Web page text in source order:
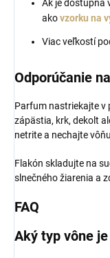
Ak je dostupná
akovzorku na
Viac veľkostí
Odporúčanie
Parfum nastriekajte v
zápästia, krk, dekolt
netrite a nechajte
Flakón skladujte na
slnečného žiarenia a
FAQ
Aký typ vône